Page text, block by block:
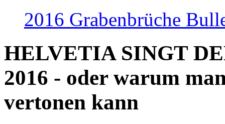
2016 Grabenbrüche
HELVETIA SINGT
2016 - oder warum
vertonen kann